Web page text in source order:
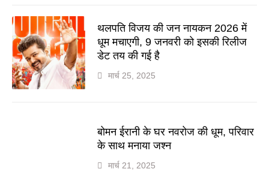
थलपति विजय की जन नायकन 2026 में
धूम मचाएगी, 9 जनवरी को इसकी रिलीज
डेट तय की गई है
मार्च 25, 2025
बोमन ईरानी के घर नवरोज की धूम, परिवार
के साथ मनाया जश्न
मार्च 21, 2025